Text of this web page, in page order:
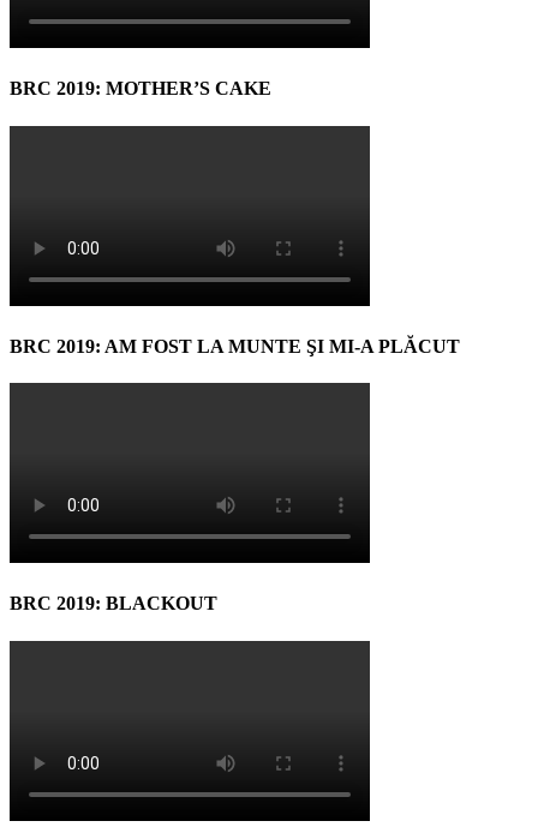
BRC 2019: MOTHER’S CAKE
BRC 2019: AM FOST LA MUNTE ŞI MI-A PLĂCUT
BRC 2019: BLACKOUT